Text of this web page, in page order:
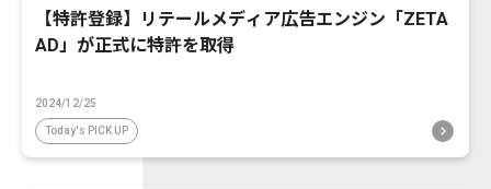
【特許登録】リテールメディア広告エンジン「ZETA
AD」が正式に特許を取得
2024/12/25
Today's PICK UP